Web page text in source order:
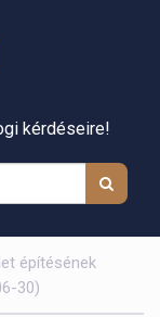
kérdéseire!
építésének
30)